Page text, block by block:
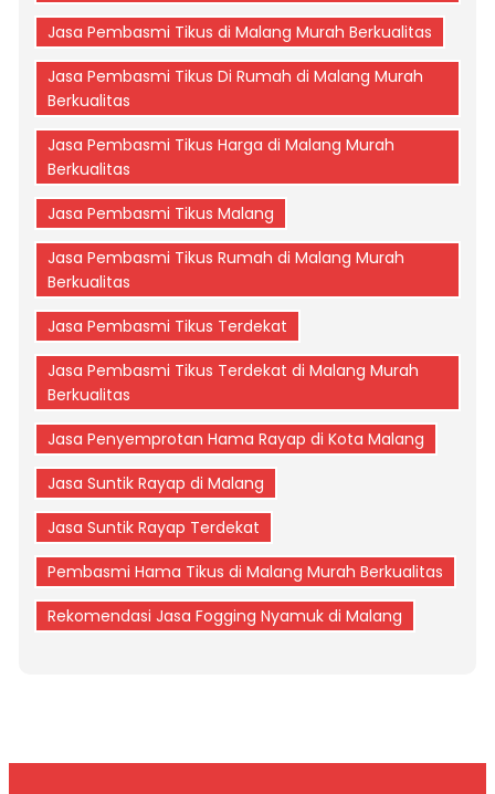
Jasa Pembasmi Tikus di Malang Murah Berkualitas
Jasa Pembasmi Tikus Di Rumah di Malang Murah
Berkualitas
Jasa Pembasmi Tikus Harga di Malang Murah
Berkualitas
Jasa Pembasmi Tikus Malang
Jasa Pembasmi Tikus Rumah di Malang Murah
Berkualitas
Jasa Pembasmi Tikus Terdekat
Jasa Pembasmi Tikus Terdekat di Malang Murah
Berkualitas
Jasa Penyemprotan Hama Rayap di Kota Malang
Jasa Suntik Rayap di Malang
Jasa Suntik Rayap Terdekat
Pembasmi Hama Tikus di Malang Murah Berkualitas
Rekomendasi Jasa Fogging Nyamuk di Malang